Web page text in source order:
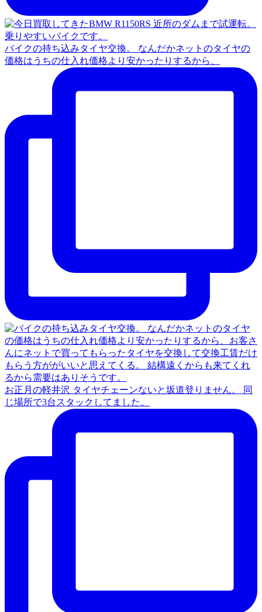
バイクの持ち込みタイヤ交換。 なんだかネットのタイヤの
価格はうちの仕入れ価格より安かったりするから、
お正月の軽井沢 タイヤチェーンないと坂道登りません。 同
じ場所で3台スタックしてました。